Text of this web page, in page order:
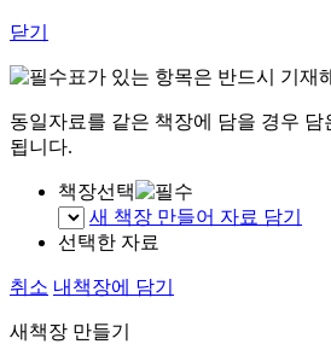
닫기
표가 있는 항목은 반드시 기재
동일자료를 같은 책장에 담을 경우 담
됩니다.
책장선택
새 책장 만들어 자료 담기
선택한 자료
취소 내책장에 담기
새책장 만들기